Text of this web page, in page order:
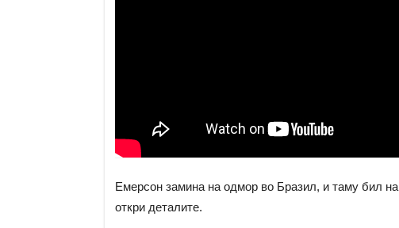
Емерсон замина на одмор во Бразил, и таму бил
откри деталите.